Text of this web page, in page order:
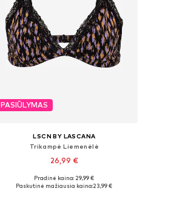
PASIŪLYMAS
LSCN BY LASCANA
Trikampė Liemenėlė
26,99 €
Yra daugybė dydžių
Pradinė kaina: 29,99 €
Paskutinė mažiausia kaina:23,99 €